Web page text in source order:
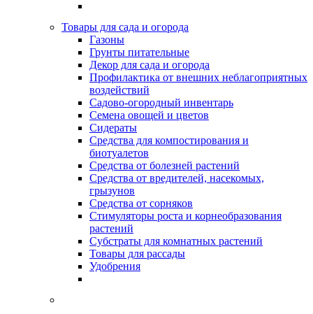
Товары для сада и огорода
Газоны
Грунты питательные
Декор для сада и огорода
Профилактика от внешних неблагоприятных
воздействий
Садово-огородный инвентарь
Семена овощей и цветов
Сидераты
Средства для компостирования и
биотуалетов
Средства от болезней растений
Средства от вредителей, насекомых,
грызунов
Средства от сорняков
Стимуляторы роста и корнеобразования
растений
Субстраты для комнатных растений
Товары для рассады
Удобрения